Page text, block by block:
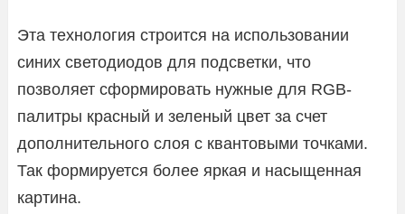
Эта технология строится на использовании
синих светодиодов для подсветки, что
позволяет сформировать нужные для RGB-
палитры красный и зеленый цвет за счет
дополнительного слоя с квантовыми точками.
Так формируется более яркая и насыщенная
картина.